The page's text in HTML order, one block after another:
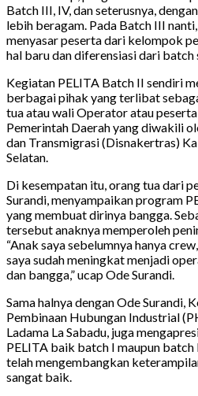
Batch III, IV, dan seterusnya,
lebih beragam. Pada Batch III
menyasar peserta dari kelompok
hal baru dan diferensiasi dari batch
Kegiatan PELITA Batch II sendiri
berbagai pihak yang terlibat
tua atau wali Operator atau
Pemerintah Daerah yang diwakili
dan Transmigrasi (Disnakertras)
Selatan.
Di kesempatan itu, orang tua dari
Surandi, menyampaikan program
yang membuat dirinya bangga.
tersebut anaknya memperoleh
“Anak saya sebelumnya hanya
saya sudah meningkat menjadi
dan bangga,” ucap Ode Surandi.
Sama halnya dengan Ode Surandi,
Pembinaan Hubungan Industrial
Ladama La Sabadu, juga
PELITA baik batch I maupun
telah mengembangkan
sangat baik.